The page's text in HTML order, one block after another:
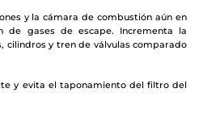
y la cámara de combustión aún en
de gases de escape. Incrementa la
cilindros y tren de válvulas comparado
y evita el taponamiento del filtro del